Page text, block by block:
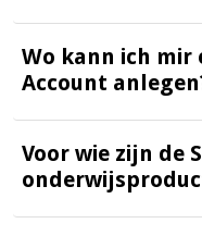
Wo kann ich mir
Account
Voor wie zijn de